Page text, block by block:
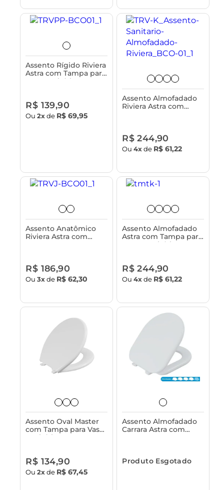
Assento Rígido Riviera
Astra com Tampa para
Vaso Sanitário -
R$ 139,90
Ou2xde R$ 69,95
Assento Almofadado
Riviera Astra com
R$ 244,90
Ou4xde R$ 61,22
Assento Anatômico
Riviera Astra com
R$ 186,90
Ou3xde R$ 62,30
Assento Almofadado
Astra com Tampa para
Vasos Sanitários Deca
R$ 244,90
Ou4xde R$ 61,22
Assento Oval Master
com Tampa para Vaso
Sanitário Astra -
R$ 134,90
Ou2xde R$ 67,45
Assento Almofadado
Carrara Astra com
Produto Esgotado